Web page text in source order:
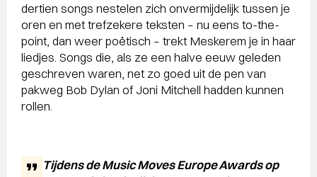
dertien songs nestelen zich onvermijdelijk tussen je
oren en met trefzekere teksten – nu eens to-the-
point, dan weer poëtisch – trekt Meskerem je in haar
liedjes. Songs die, als ze een halve eeuw geleden
geschreven waren, net zo goed uit de pen van
pakweg Bob Dylan of Joni Mitchell hadden kunnen
rollen.
Tijdens de Music Moves Europe Awards op